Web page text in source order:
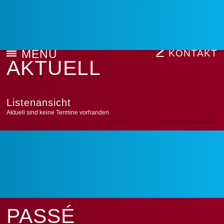
MENU KONTAKT
AKTUELL
Listenansicht
Aktuell sind keine Termine vorhanden.
PASSÉ